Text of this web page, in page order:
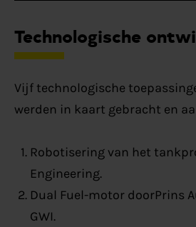
Technologische
Vijf technologische
werden in kaart gebracht en
Robotisering van het
Engineering.
Dual Fuel-motor doorPrins
GWI.